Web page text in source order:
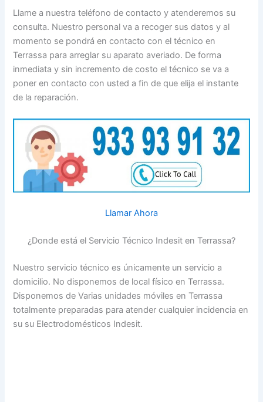
Llame a nuestra teléfono de contacto y atenderemos su
consulta. Nuestro personal va a recoger sus datos y al
momento se pondrá en contacto con el técnico en
Terrassa para arreglar su aparato averiado. De forma
inmediata y sin incremento de costo el técnico se va a
poner en contacto con usted a fin de que elija el instante
de la reparación.
Llamar Ahora
¿Donde está el Servicio Técnico Indesit en Terrassa?
Nuestro servicio técnico es únicamente un servicio a
domicilio. No disponemos de local físico en Terrassa.
Disponemos de Varias unidades móviles en Terrassa
totalmente preparadas para atender cualquier incidencia en
su su Electrodomésticos Indesit.